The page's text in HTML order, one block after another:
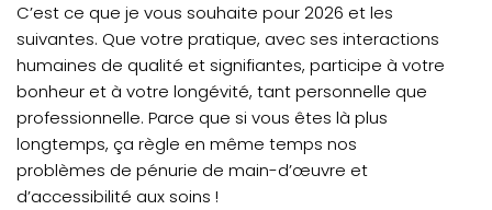
C’est ce que je vous souhaite pour 2026 et les
suivantes. Que votre pratique, avec ses interactions
humaines de qualité et signifiantes, participe à votre
bonheur et à votre longévité, tant personnelle que
professionnelle. Parce que si vous êtes là plus
longtemps, ça règle en même temps nos
problèmes de pénurie de main-d’œuvre et
d’accessibilité aux soins !